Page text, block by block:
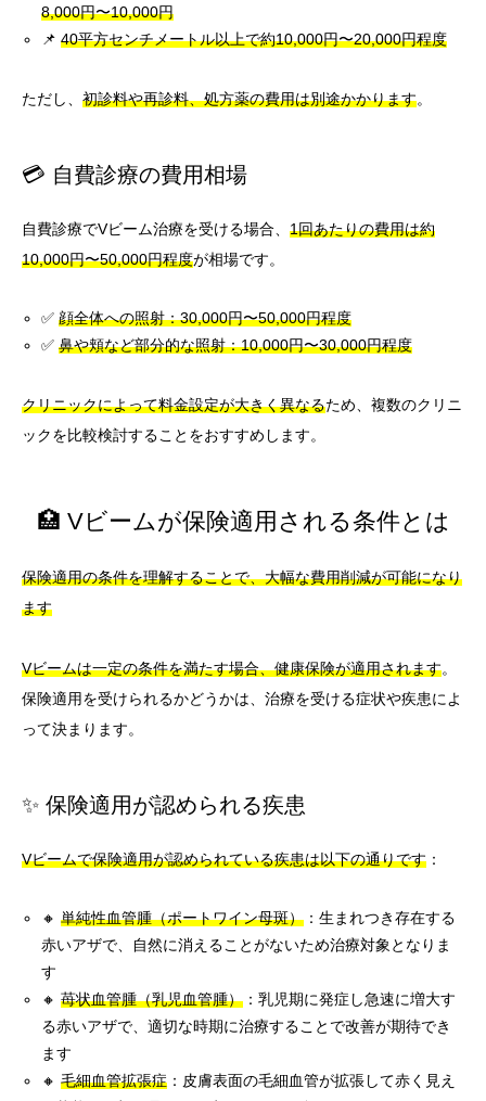
8,000円〜10,000円
📌40平方センチメートル以上で約10,000円〜20,000円程度
ただし、 初診料や再診料、処方薬の費用は別途かかります。
💳 自費診療の費用相場
自費診療でVビーム治療を受ける場合、 1回あたりの費用は約
10,000円〜50,000円程度が相場です。
✅顔全体への照射：30,000円〜50,000円程度
✅鼻や頬など部分的な照射：10,000円〜30,000円程度
クリニックによって料金設定が大きく異なるため、複数のクリニ
ックを比較検討することをおすすめします。
🏥 Vビームが保険適用される条件とは
保険適用の条件を理解することで、大幅な費用削減が可能になり
ます
Vビームは一定の条件を満たす場合、健康保険が適用されます。
保険適用を受けられるかどうかは、治療を受ける症状や疾患によ
って決まります。
✨ 保険適用が認められる疾患
Vビームで保険適用が認められている疾患は以下の通りです ：
🔸単純性血管腫（ポートワイン母斑） ：生まれつき存在する
赤いアザで、自然に消えることがないため治療対象となりま
す
🔸苺状血管腫（乳児血管腫） ：乳児期に発症し急速に増大す
る赤いアザで、適切な時期に治療することで改善が期待でき
ます
🔸毛細血管拡張症 ：皮膚表面の毛細血管が拡張して赤く見え